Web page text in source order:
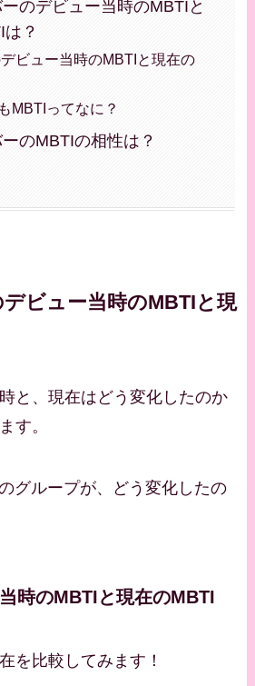
のデビュー当時のMBTIと
？
ビュー当時のMBTIと現在の
MBTIってなに？
のMBTIの相性は？
ビュー当時のMBTIと現
と、現在はどう変化したのか
す。
グループが、どう変化したの
時のMBTIと現在のMBTI
を比較してみます！